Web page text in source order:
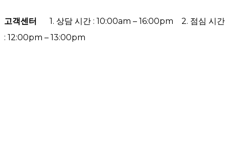
고객센터 1. 상담 시간 : 10:00am – 16:00pm 2. 점심 시간
: 12:00pm – 13:00pm